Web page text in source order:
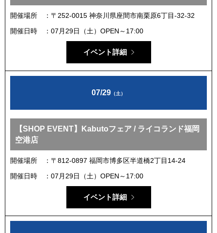
開催場所
〒252-0015 神奈川県座間市南栗原6丁目‐32‐32
開催日時
07月29日（土）OPEN～17:00
イベント詳細
07/29 （土）
【SHOP EVENT】Kabutoフェア / ライコランド福岡
空港店
開催場所
〒812-0897 福岡市博多区半道橋2丁目14-24
開催日時
07月29日（土）OPEN～17:00
イベント詳細